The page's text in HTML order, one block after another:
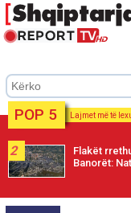
POP 5 Lajmet më të
2
Flakët
Banorët: